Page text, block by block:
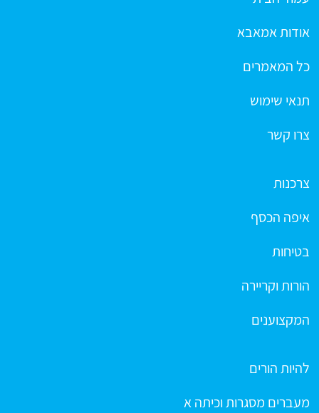
אודות אמאבא
כל המאמרים
תנאי שימוש
צרו קשר
צרכנות
איפה הכסף
בטיחות
הורות וקריירה
המקצוענים
להיות הורים
מעברים מסגרות וכיתה א